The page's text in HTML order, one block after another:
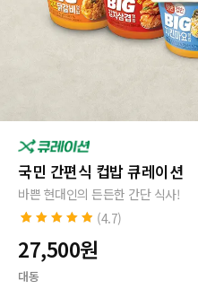
국민 간편식 컵밥 큐레이션
바쁜 현대인의 든든한 간단 식사!
4.7
객 평가를 기
준으로 5점
만점에
(4.7)
27,500원
대동